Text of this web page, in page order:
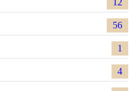
12
56
1
4